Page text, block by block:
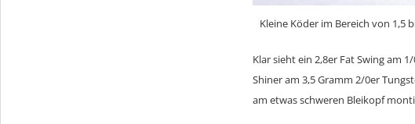
Kleine Köder im Bereich von 1,5
Klar sieht ein 2,8er Fat Swing am
Shiner am 3,5 Gramm 2/0er
am etwas schweren Bleikopf